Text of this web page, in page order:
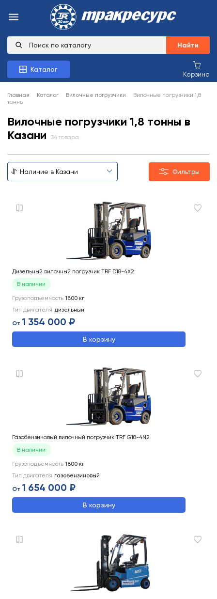
Найти
Каталог
Корзина
Главная Каталог Вилочные погрузчики
Вилочные погрузчики 1,8
тонны
Вилочные погрузчики 1,8 тонны в
Казани
34 товара
Фильтры
Дизельный вилочный погрузчик TRF D18-4X2
В наличии
Грузоподъемность 1800 кг
Тип двигателя дизельный
От 1 354 000 ₽
В корзину
Газобензиновый вилочный погрузчик TRF G18-4N2
В наличии
Грузоподъемность 1800 кг
Тип двигателя газобензиновый
От 1 654 000 ₽
В корзину